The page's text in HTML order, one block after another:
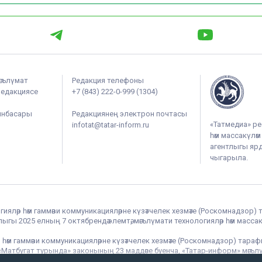
Редакция телефоны
+7 (843) 222-0-999 (1304)
Редакциянең электрон почтасы
infotat@tatar-inform.ru
«Татмедиа»
һәм
агентлыгы
чыгарыла.
һәм гаммәви коммуникацияләрне күзәтчелек хезмәте
елның 7 октябрендә элемтә, мәгълүмати технологияләр һәм
гаммәви коммуникацияләрне күзәтчелек хезмәте (Роскомнадзор)
турында» законының 23 маддәсе буенча, «Татар-информ»